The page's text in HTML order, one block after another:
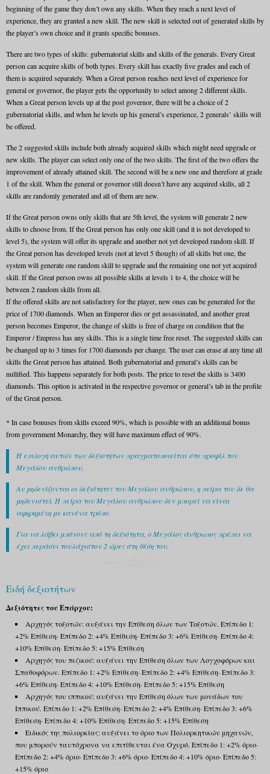
beginning of the game they don’t own any skills. When they reach a next level of
experience, they are granted a new skill. The new skill is selected out of generated skills by
the player’s own choice and it grants specific bonuses.
There are two types of skills: gubernatorial skills and skills of the generals. Every Great
person can acquire skills of both types. Every skill has exactly five grades and each of
them is acquired separately. When a Great person reaches next level of experience for
general or governor, the player gets the opportunity to select among 2 different skills.
When a Great person levels up at the post governor, there will be a choice of 2
gubernatorial skills, and when he levels up his general’s experience, 2 generals’ skills will
be offered.
The 2 suggested skills include both already acquired skills which might need upgrade or
new skills. The player can select only one of the two skills. The first of the two offers the
improvement of already attained skill. The second will be a new one and therefore at grade
1 of the skill. When the general or governor still doesn’t have any acquired skills, all 2
skills are randomly generated and all of them are new.
If the Great person owns only skills that are 5th level, the system will generate 2 new
skills to choose from. If the Great person has only one skill (and it is not developed to
level 5), the system will offer its upgrade and another not yet developed random skill. If
the Great person has developed levels (not at level 5 though) of all skills but one, the
system will generate one random skill to upgrade and the remaining one not yet acquired
skill. If the Great person owns all possible skills at levels 1 to 4, the choice will be
between 2 random skills from all.
If the offered skills are not satisfactory for the player, new ones can be generated for the
price of 1700 diamonds. When an Emperor dies or get assassinated, and another great
person becomes Emperor, the change of skills is free of charge on condition that the
Emperor / Empress has any skills. This is a single time free reset. The suggested skills can
be changed up to 3 times for 1700 diamonds per change. The user can erase at any time all
skills the Great person has attained. Both gubernatorial and general’s skills can be
nullified. This happens separately for both posts. The price to reset the skills is 3400
diamonds. This option is activated in the respective governor or general’s tab in the profile
of the Great person.
* In case bonuses from skills exceed 90%, which is possible with an additional bonus
from government Monarchy, they will have maximum effect of 90%.
Η επιλογή αυτών των δεξιοτήτων πραγματοποιείται στο προφίλ του
Μεγάλου ανθρώπου.
Αν μηδενίζονται οι δεξιότητες του Μεγάλου ανθρώπου, η πείρα του δε θα
μηδενιστεί. Η πείρα του Μεγάλου ανθρώπου δεν μπορεί να είναι
αφηρημένη με κανένα τρόπο.
Για να λάβει μπόνους από τη δεξιότητα, ο Μεγάλος άνθρωπος πρέπει να
έχει περάσει τουλάχιστον 2 ώρες στη θέση του.
Ειδή δεξιοτήτων
Δεξιότητες του Επάρχου:
Αρχηγός τοξοτών: αυξάνει την Επίθεση όλων των Τοξοτών. Επίπεδο 1:
+2% Επίθεση· Επίπεδο 2: +4% Επίθεση· Επίπεδο 3: +6% Επίθεση· Επίπεδο 4:
+10% Επίθεση· Επίπεδο 5: +15% Επίθεση
Αρχηγός του πεζικού: αυξάνει την Επίθεση όλων των Λογχοφόρων και
Σπαθοφόρων. Επίπεδο 1: +2% Επίθεση· Επίπεδο 2: +4% Επίθεση· Επίπεδο 3:
+6% Επίθεση· Επίπεδο 4: +10% Επίθεση· Επίπεδο 5: +15% Επίθεση
Αρχηγός του ιππικού: αυξάνει την Επίθεση όλων των μονάδων του
Ιππικού. Επίπεδο 1: +2% Επίθεση· Επίπεδο 2: +4% Επίθεση· Επίπεδο 3: +6%
Επίθεση· Επίπεδο 4: +10% Επίθεση· Επίπεδο 5: +15% Επίθεση
Ειδικός της πολιορκίας: αυξάνει το όριο των Πολιορκητικών μηχανών,
που μπορούν ταυτόχρονα να επιτίθενται ένα Οχυρό. Επίπεδο 1: +2% όριο·
Επίπεδο 2: +4% όριο· Επίπεδο 3: +6% όριο· Επίπεδο 4: +10% όριο· Επίπεδο 5:
+15% όριο